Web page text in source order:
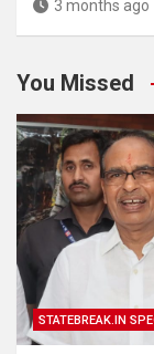
3 months ago
You Missed
STATEBREAK.IN